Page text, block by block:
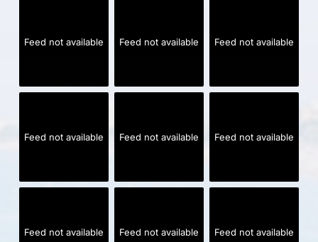
Feed not available Feed not available Feed not available
Feed not available Feed not available Feed not available
Feed not available Feed not available Feed not available